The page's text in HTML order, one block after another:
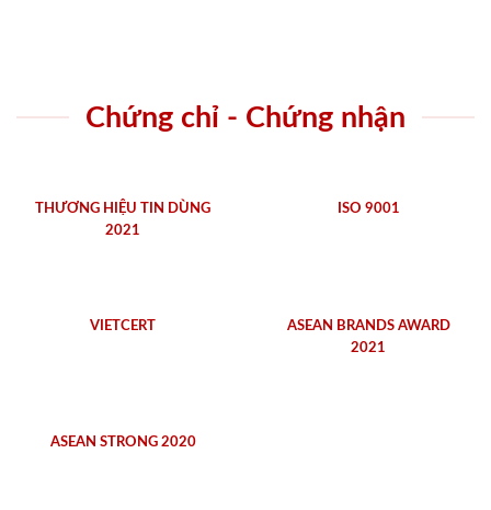
Chứng chỉ - Chứng nhận
THƯƠNG HIỆU TIN DÙNG
2021
ISO 9001
VIETCERT
ASEAN BRANDS AWARD
2021
ASEAN STRONG 2020